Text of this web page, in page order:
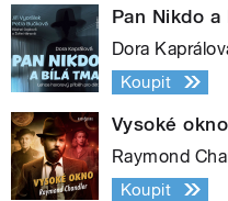
Pan Nikdo a
Dora
Koupit
Vysoké okno
Raymond
Koupit